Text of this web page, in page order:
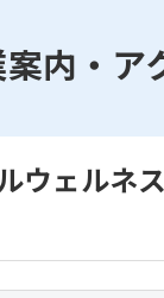
内・ア
ウェルネ
differ
from